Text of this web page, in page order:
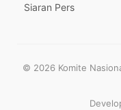
Siaran Pers
© 2026 Komite